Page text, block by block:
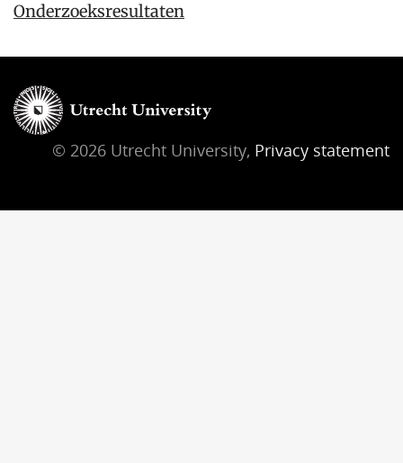
Onderzoeksresultaten
© 2026 Utrecht University, Privacy statement